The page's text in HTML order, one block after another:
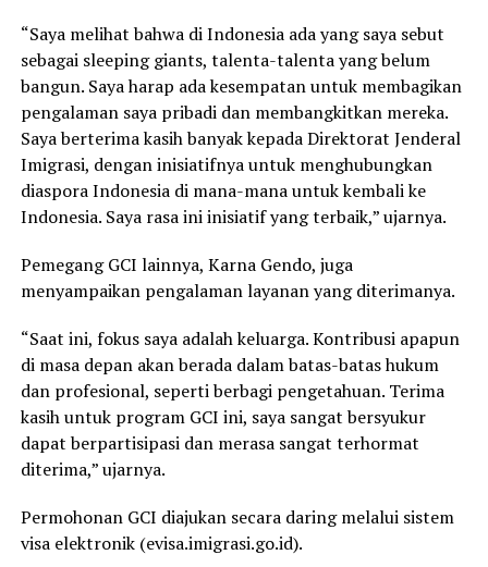
“Saya melihat bahwa di Indonesia ada yang saya sebut
sebagai sleeping giants, talenta-talenta yang belum
bangun. Saya harap ada kesempatan untuk membagikan
pengalaman saya pribadi dan membangkitkan mereka.
Saya berterima kasih banyak kepada Direktorat Jenderal
Imigrasi, dengan inisiatifnya untuk menghubungkan
diaspora Indonesia di mana-mana untuk kembali ke
Indonesia. Saya rasa ini inisiatif yang terbaik,” ujarnya.
Pemegang GCI lainnya, Karna Gendo, juga
menyampaikan pengalaman layanan yang diterimanya.
“Saat ini, fokus saya adalah keluarga. Kontribusi apapun
di masa depan akan berada dalam batas-batas hukum
dan profesional, seperti berbagi pengetahuan. Terima
kasih untuk program GCI ini, saya sangat bersyukur
dapat berpartisipasi dan merasa sangat terhormat
diterima,” ujarnya.
Permohonan GCI diajukan secara daring melalui sistem
visa elektronik (evisa.imigrasi.go.id).